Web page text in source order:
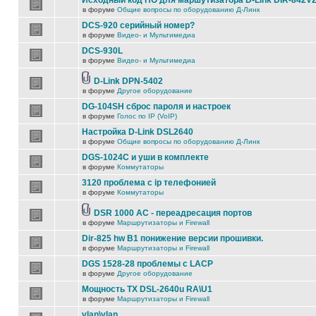
в форуме Общие вопросы по оборудованию Д-Линк
DCS-920 серийный номер?
в форуме Видео- и Мультимедиа
DCS-930L
в форуме Видео- и Мультимедиа
D-Link DPN-5402
в форуме Другое оборудование
DG-104SH сброс пароля и настроек
в форуме Голос по IP (VoIP)
Настройка D-Link DSL2640
в форуме Общие вопросы по оборудованию Д-Линк
DGS-1024C и уши в комплекте
в форуме Коммутаторы
3120 проблема с ip телефонией
в форуме Коммутаторы
DSR 1000 AC - переадресация портов
в форуме Маршрутизаторы и Firewall
Dir-825 hw B1 понижение версии прошивки.
в форуме Маршрутизаторы и Firewall
DGS 1528-28 проблемы с LACP
в форуме Другое оборудование
Мощность TX DSL-2640u RA\U1
в форуме Маршрутизаторы и Firewall